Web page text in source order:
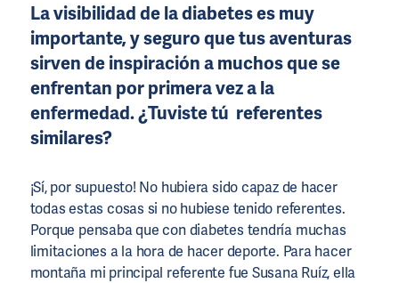
La visibilidad de la diabetes es muy
importante, y seguro que tus aventuras
sirven de inspiración a muchos que se
enfrentan por primera vez a la
enfermedad. ¿Tuviste tú referentes
similares?
¡Sí, por supuesto! No hubiera sido capaz de hacer
todas estas cosas si no hubiese tenido referentes.
Porque pensaba que con diabetes tendría muchas
limitaciones a la hora de hacer deporte. Para hacer
montaña mi principal referente fue Susana Ruíz, ella